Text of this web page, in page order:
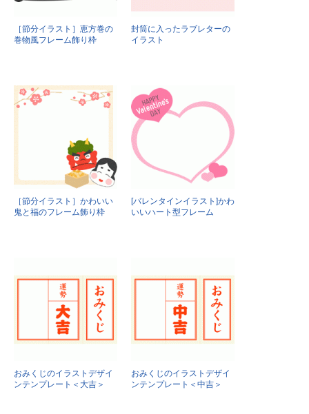
［節分イラスト］恵方巻の
巻物風フレーム飾り枠
封筒に入ったラブレターの
イラスト
［節分イラスト］かわいい
鬼と福のフレーム飾り枠
[バレンタインイラスト]かわ
いいハート型フレーム
おみくじのイラストデザイ
ンテンプレート＜大吉＞
おみくじのイラストデザイ
ンテンプレート＜中吉＞